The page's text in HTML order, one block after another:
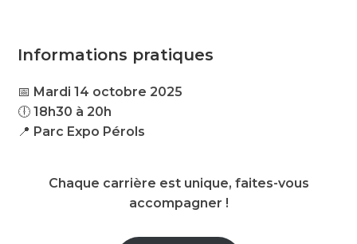
Informations pratiques
📅 Mardi 14 octobre 2025
🕕18h30 à 20h
📍 Parc Expo Pérols
Chaque carrière est unique, faites-vous
accompagner !